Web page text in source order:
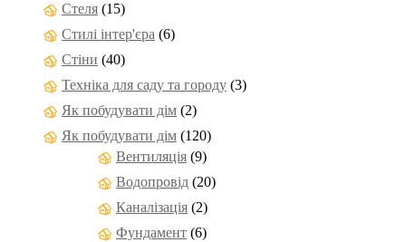
Стеля (15)
Стилі інтер'єра (6)
Стіни (40)
Техніка для саду та городу (3)
Як побудувати дім (2)
Як побудувати дім (120)
Вентиляція (9)
Водопровід (20)
Каналізація (2)
Фундамент (6)